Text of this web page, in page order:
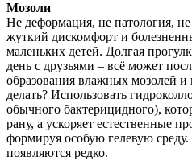
Мозоли
Не деформация, не патология, не
жуткий дискомфорт и
маленьких детей. Долгая
день с друзьями – всё может
образования влажных мозолей
делать? Использовать
обычного бактерицидного),
рану, а ускоряет естественные
формируя особую гелевую
появляются редко.